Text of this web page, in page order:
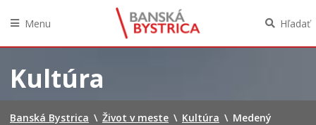
obsah
Menu Hľadať
Kultúra
Banská Bystrica \ Život v meste \ Kultúra \ Medený